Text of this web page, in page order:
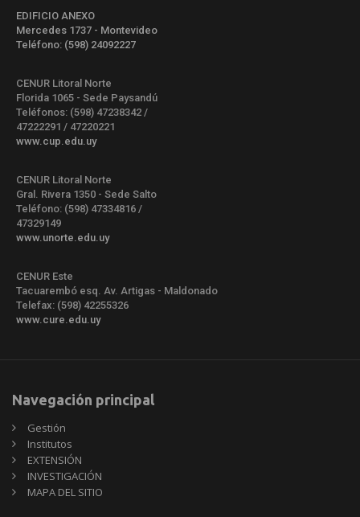
EDIFICIO ANEXO
Mercedes 1737 - Montevideo
Teléfono: (598) 24092227
CENUR Litoral Norte
Florida 1065 - Sede Paysandú
Teléfonos: (598) 47238342 /
47222291 / 47220221
www.cup.edu.uy
CENUR Litoral Norte
Gral. Rivera 1350 - Sede Salto
Teléfono: (598) 47334816 /
47329149
www.unorte.edu.uy
CENUR Este
Tacuarembó esq. Av. Artigas - Maldonado
Telefax: (598) 42255326
www.cure.edu.uy
Navegación principal
Gestión
Institutos
EXTENSIÓN
INVESTIGACIÓN
MAPA DEL SITIO